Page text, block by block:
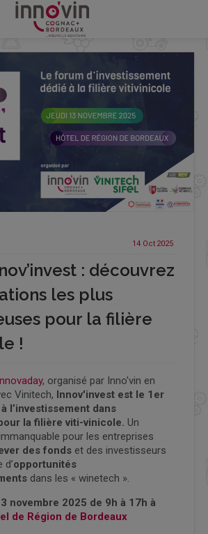
14 Oct 2025
: découvrez
les plus
pour la filière
!
Innovaday, organisé par Inno'vin en
Vinitech, Innov'invest est le 1er
l’investissement dans
la filière viti-vinicole. Un
pour les entreprises
des fonds et des investisseurs
opportunités
dans les « winetech ».
novembre 2025 de 9h à 17h à
de Région de Bordeaux